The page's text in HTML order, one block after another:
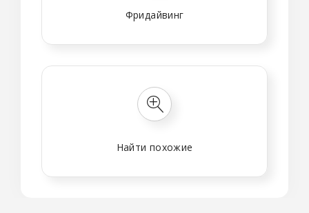
Фридайвинг
Найти похожие